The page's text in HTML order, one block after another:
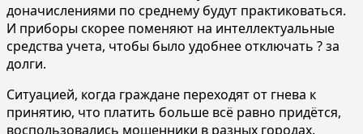
доначислениями по среднему будут практиковаться.
И приборы скорее поменяют на интеллектуальные
средства учета, чтобы было удобнее отключать ? за
долги.
Ситуацией, когда граждане переходят от гнева к
принятию, что платить больше всё равно придётся,
воспользовались мошенники в разных городах.